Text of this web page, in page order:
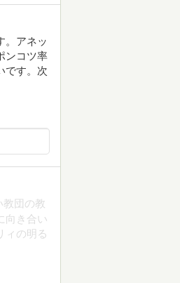
。アネッ
ンコツ率
です。次
教団の教
向き合い
ィの明る